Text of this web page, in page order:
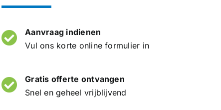
Aanvraag indienen
Vul ons korte online formulier in
Gratis offerte ontvangen
Snel en geheel vrijblijvend